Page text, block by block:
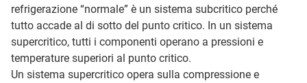
refrigerazione “normale” è un sistema subcritico perché
tutto accade al di sotto del punto critico. In un sistema
supercritico, tutti i componenti operano a pressioni e
temperature superiori al punto critico.
Un sistema supercritico opera sulla compressione e